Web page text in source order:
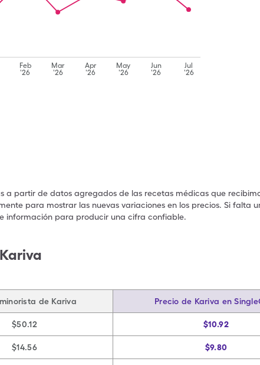
Feb
'26
Mar
'26
Apr
'26
May
'26
Jun
'26
Jul
'26
a partir de datos agregados de las recetas médicas que
para mostrar las nuevas variaciones en los precios. Si falta
información para producir una cifra confiable.
de Kariva Precio de Kariva en
$50.12 $10.92
$14.56 $9.80